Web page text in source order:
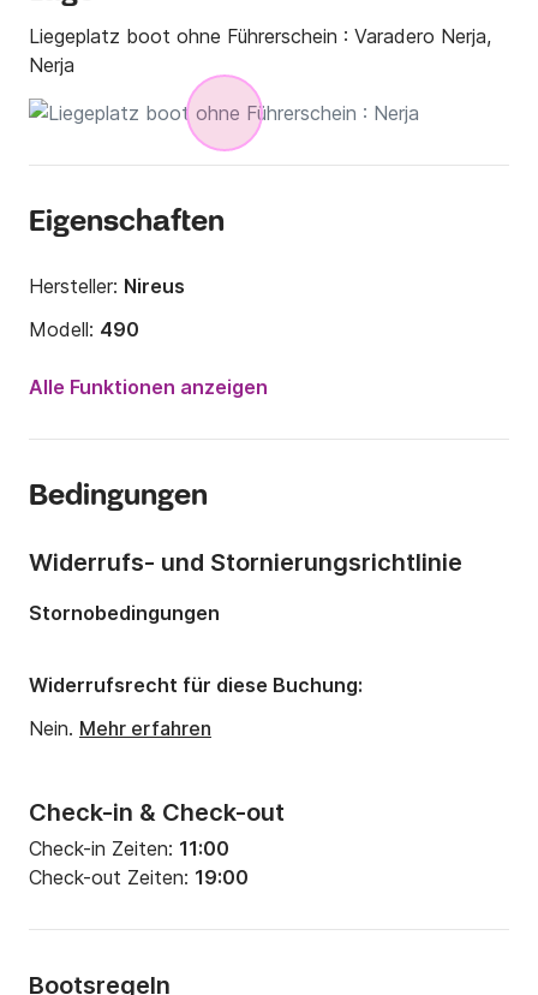
Liegeplatz boot ohne Führerschein : Varadero Nerja,
Nerja
Eigenschaften
Hersteller: Nireus
Modell: 490
Motorleistung:
Anzahl Plätze an Bord:
Alle Funktionen anzeigen
Bedingungen
Check-in & Check-out
Check-in Zeiten: 11:00
Check-out Zeiten: 19:00
Bootsregeln
Widerrufs- und Stornierungsrichtlinie
Stornobedingungen
Widerrufsrecht für diese Buchung:
Nein. Mehr erfahren